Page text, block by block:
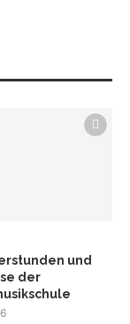
und
der